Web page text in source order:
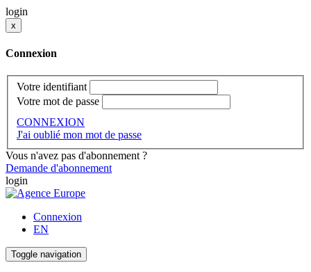
login
x
Connexion
Votre identifiant
Votre mot de passe
CONNEXION
J'ai oublié mon mot de passe
Vous n'avez pas d'abonnement ?
Demande d'abonnement
login
Connexion
EN
Toggle navigation